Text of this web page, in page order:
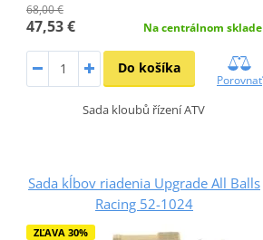
68,00 €
47,53 € Na centrálnom sklade
Do košíka
Porovnať
Sada kloubů řízení ATV
Sada kĺbov riadenia Upgrade All Balls
Racing 52-1024
ZĽAVA 30%